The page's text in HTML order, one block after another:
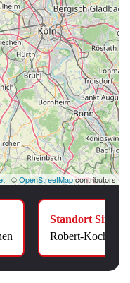
| ©OpenStreetMapcontributors
Standort
Robert-Koch-